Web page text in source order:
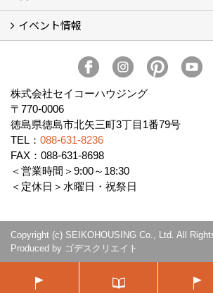
会社概要
アクセス
スタッフ紹介
家づくりコラム
消費者志向自主宣言
ZEHビルダー2025年度実績報告書
SDGs宣言
リクルート
プライバシーポリシー
ご紹介キャンペーン
イベント情報
イベント予告
イベント報告
株式会社セイコーハウジング
〒770-0006
徳島県徳島市北矢三町3丁目1番79号
TEL： 088-631-8236
FAX：088-631-8698
＜営業時間＞9:00～18:30
＜定休日＞水曜日・祝祭日
Copyright (c) SEIKOHOUSING Co., Ltd. All
Produced by ゴデスクリエイト